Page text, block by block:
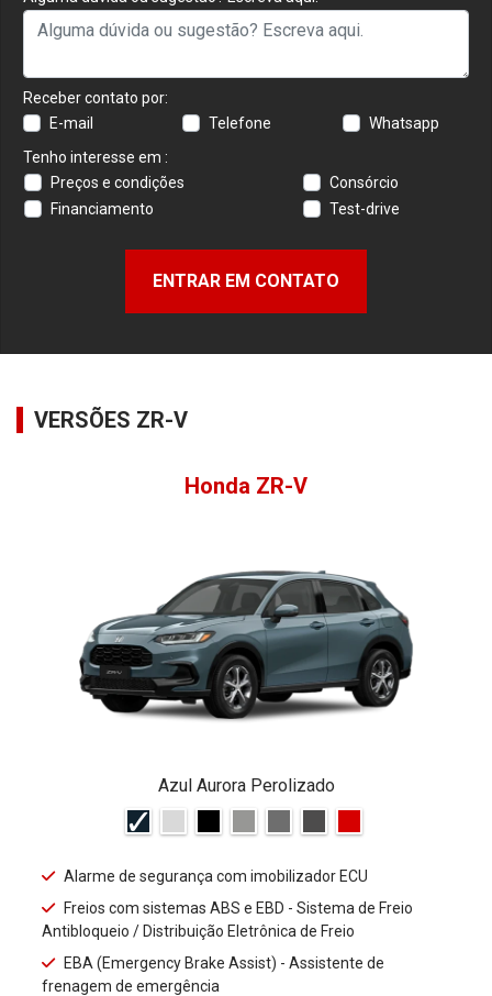
Receber contato por:
E-mail
Telefone
Whatsapp
Tenho interesse em :
Preços e condições
Consórcio
Financiamento
Test-drive
ENTRAR EM CONTATO
VERSÕES ZR-V
Honda ZR-V
Azul Aurora Perolizado
Alarme de segurança com imobilizador ECU
Freios com sistemas ABS e EBD - Sistema de Freio
Antibloqueio / Distribuição Eletrônica de Freio
EBA (Emergency Brake Assist) - Assistente de
frenagem de emergência